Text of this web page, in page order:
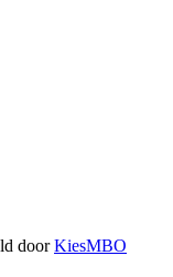
doorKiesMBO